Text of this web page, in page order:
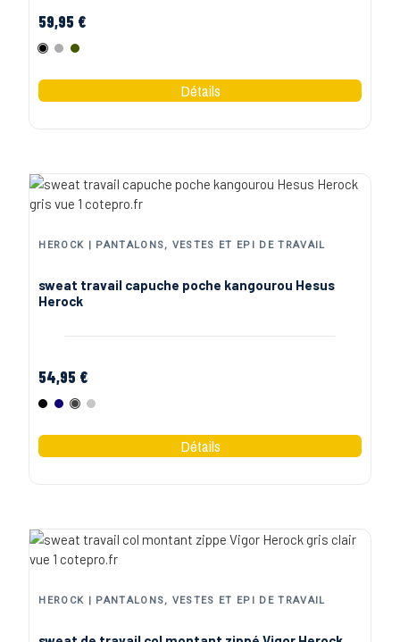
59,95 €
NoirGrisKaki
HEROCK | PANTALONS, VESTES ET EPI DE TRAVAIL
sweat travail capuche poche kangourou Hesus
Herock
54,95 €
NoirMarineGris anthracite
Gris clair
HEROCK | PANTALONS, VESTES ET EPI DE TRAVAIL